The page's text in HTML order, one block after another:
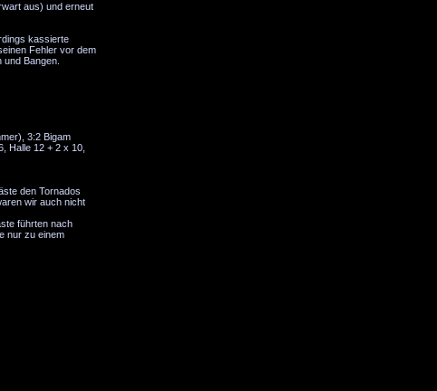
aus) und erneut
kassierte
Fehler vor dem
Bangen.
3:2 Bigam
Halle 12 + 2 x 10,
den Tornados
wir auch nicht
führten nach
nur zu einem